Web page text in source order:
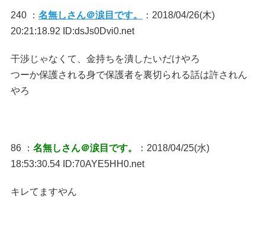
240 ： 名無しさん＠涙目です。
：2018/04/26(木)
20:21:18.92 ID:dsJs0Dvi0.net
干渉じゃなくて、金持ちを潰したいだけやろ
つーか保護される身で保護者を裏切られる話は許されん
やろ
86 ： 名無しさん＠涙目です。
：2018/04/25(水)
18:53:30.54 ID:70AYE5HH0.net
キレてますやん